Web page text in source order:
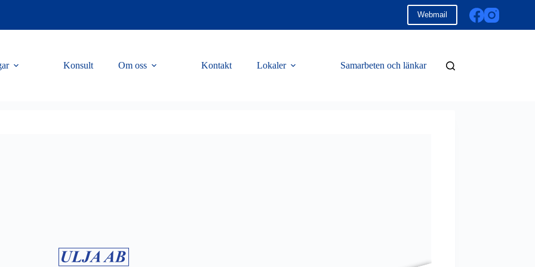
Webmail
Konsult Om oss Kontakt Lokaler Samarbeten och länkar